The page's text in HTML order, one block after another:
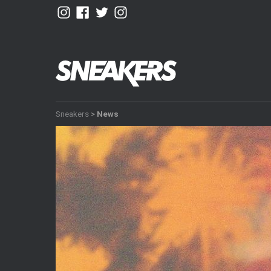
Sneakers > News